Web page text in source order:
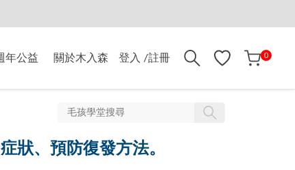
年公益 關於木入森 登入 /註冊 0
狀、預防復發方法。